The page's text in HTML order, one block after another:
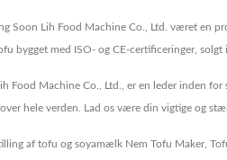
Soon Lih Food Machine Co., Ltd. været en
bygget med ISO- og CE-certificeringer, solgt
Food Machine Co., Ltd., er en leder inden
hele verden. Lad os være din vigtige og
af tofu og soyamælk Nem Tofu Maker,